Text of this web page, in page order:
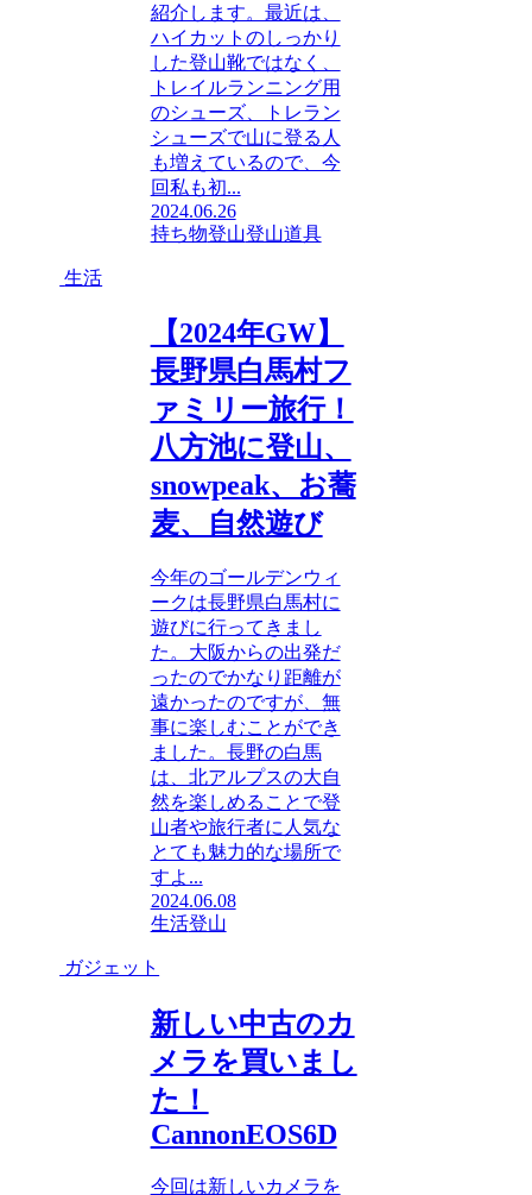
紹介します。最近は、
ハイカットのしっかり
した登山靴ではなく、
トレイルランニング用
のシューズ、トレラン
シューズで山に登る人
も増えているので、今
回私も初...
2024.06.26
持ち物登山登山道具
生活
【2024年GW】
長野県白馬村フ
ァミリー旅行！
八方池に登山、
snowpeak、お蕎
麦、自然遊び
今年のゴールデンウィ
ークは長野県白馬村に
遊びに行ってきまし
た。大阪からの出発だ
ったのでかなり距離が
遠かったのですが、無
事に楽しむことができ
ました。長野の白馬
は、北アルプスの大自
然を楽しめることで登
山者や旅行者に人気な
とても魅力的な場所で
すよ...
2024.06.08
生活登山
ガジェット
新しい中古のカ
メラを買いまし
た！
CannonEOS6D
今回は新しいカメラを